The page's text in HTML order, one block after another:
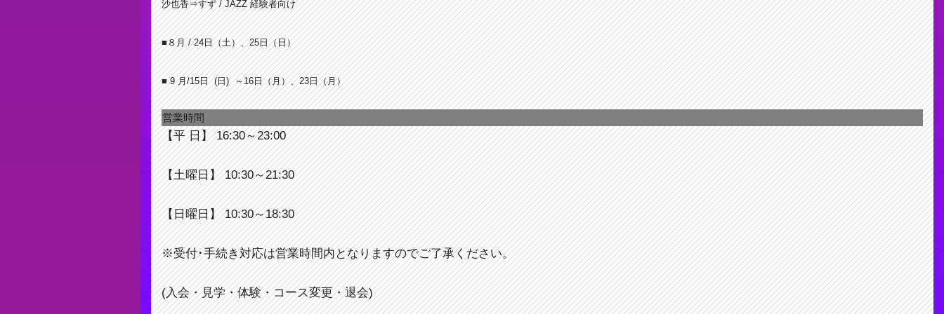
沙也香⇒すず / JAZZ 経験者向け
■８月 / 24日（土）、25日（日）
■ 9 月/15日 (日) ～16日（月）、23日（月）
営業時間
【平 日】 16:30～23:00
【土曜日】 10:30～21:30
【日曜日】 10:30～18:30
※受付･手続き対応は営業時間内となりますのでご了承ください。
(入会・見学・体験・コース変更・退会)